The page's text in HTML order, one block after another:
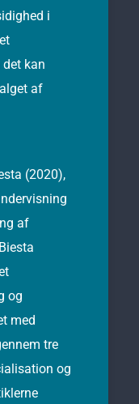
i
kan
af
(2020),
af
og
med
tre
og